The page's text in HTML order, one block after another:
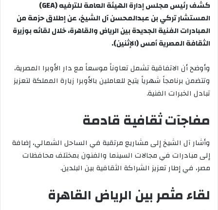
كشف رئيس مجلس إدارة الهيئة العامة للترفيه (GEA)
المستشار تركي بن عبدالمحسن آل الشيخ، عن إطلاق حزمة من
المبادرات الفنية الجديدة بين الرياض والقاهرة، خلال لقائه بوزيرة
الثقافة المصرية أمس (الإثنين).
وأوضح أن الاتفاقية تشمل تعاوناً موسعاً مع دار الأوبرا المصرية،
وتتضمن برنامجاً شهرياً يتيح للعاملين بالأوبرا زيارة المملكة لتعزيز
تبادل الخبرات الفنية.
مفاجآت ثقافية قادمة
وأشار آل الشيخ إلى مشاريع مرتقبة في الساحل الشمالي، إضافة
إلى مبادرات في مجالات السينما والفنون بمختلف محافظات
مصر، في إطار تعزيز الشراكة الثقافية بين البلدين.
لقاء مثمر بين الرياض القاهرة